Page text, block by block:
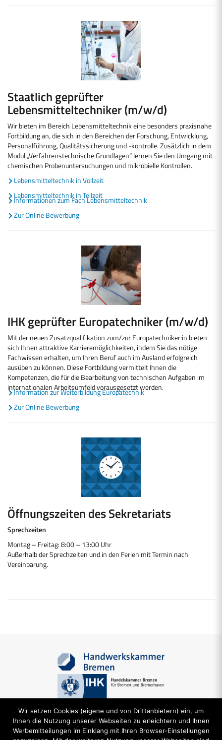
Staatlich geprüfter
Lebensmitteltechniker (m/w/d)
Wir bieten im Bereich Lebensmitteltechnik eine besonders praxisnahe
Fortbildung an, die sich in den Bereichen der Forschung, Entwicklung,
Personalführung, Qualitätssicherung und -kontrolle. Zusätzlich in dem
Modul „Verfahrenstechnische Grundlagen“ lernen Sie den Umgang mit
chemischen Probenuntersuchungen und mikrobielle Kontrollen.
Lebensmitteltechnik in Vollzeit
Lebensmitteltechnik in Teilzeit
Informationen zum Fach Lebensmitteltechnik
Zur Online Bewerbung
IHK geprüfter Europatechniker (m/w/d)
Mit der neuen Zusatzqualifikation zum/zur Europatechniker:in bieten
sich Ihnen attraktive Karrieremöglichkeiten, indem Sie das nötige
Fachwissen erhalten, um Ihren Beruf auch im Ausland erfolgreich
ausüben zu können. Diese Fortbildung vermittelt Ihnen die
Kompetenzen, die für die Bearbeitung von technischen Aufgaben im
internationalen Arbeitsumfeld vorausgesetzt werden.
Information zur Weiterbildung Europatechnik
Zur Online Bewerbung
Öffnungszeiten des Sekretariats
Sprechzeiten
Montag – Freitag: 8:00 – 13:00 Uhr
Außerhalb der Sprechzeiten und in den Ferien mit Termin nach
Vereinbarung.
Wir setzen Cookies (eigene und von Drittanbietern) ein, um
Ihnen die Nutzung unserer Webseiten zu erleichtern und Ihnen
Werbemitteilungen im Einklang mit Ihren Browser-Einstellungen